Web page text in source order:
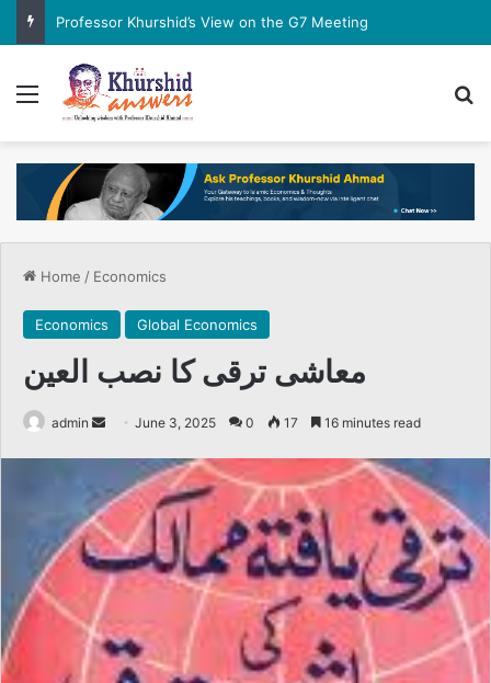
Menu
Home / Economics
Economics Global Economics
معاشی ترقی کا نصب العین
admin
Send June 3, 2025 0 17 16 minutes read